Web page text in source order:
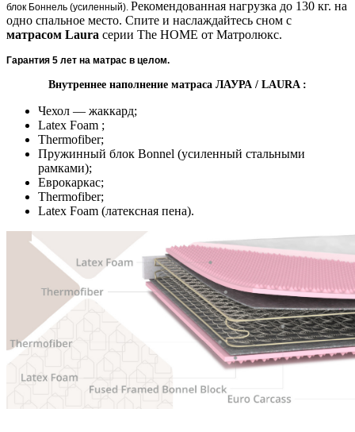
блок Боннель (усиленный). Рекомендованная нагрузка до 130 кг. на
одно спальное место. Спите и наслаждайтесь сном с
матрасом Laura серии The HOME от Матролюкс.
Гарантия 5 лет на матрас в целом.
Внутреннее наполнение матраса ЛАУРА / LAURA :
Чехол — жаккард;
Latex Foam ;
Thermofiber;
Пружинный блок Bonnel (усиленный стальными
рамками);
Еврокаркас;
Thermofiber;
Latex Foam (латексная пена).